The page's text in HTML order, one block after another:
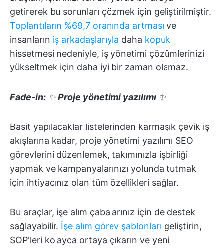
getirerek bu sorunları çözmek için geliştirilmiştir.
Toplantıların %69,7 oranında artması ve
insanların iş arkadaşlarıyla daha kopuk
hissetmesi nedeniyle, iş yönetimi çözümlerinizi
yükseltmek için daha iyi bir zaman olamaz.
Fade-in: ✨Proje yönetimi yazılımı ✨
Basit yapılacaklar listelerinden karmaşık çevik iş
akışlarına kadar, proje yönetimi yazılımı SEO
görevlerini düzenlemek, takımınızla işbirliği
yapmak ve kampanyalarınızı yolunda tutmak
için ihtiyacınız olan tüm özellikleri sağlar.
Bu araçlar, işe alım çabalarınız için de destek
sağlayabilir. İşe alım görev şablonları geliştirin,
SOP'leri kolayca ortaya çıkarın ve yeni